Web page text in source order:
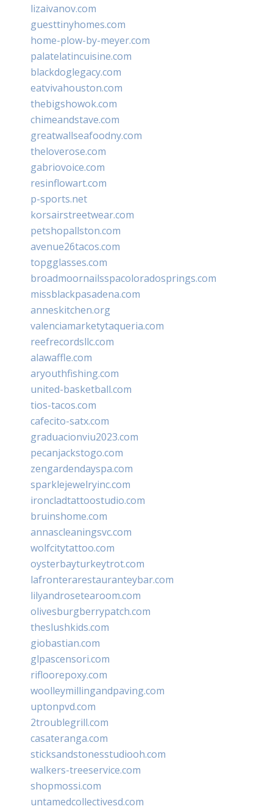
lizaivanov.com
guesttinyhomes.com
home-plow-by-meyer.com
palatelatincuisine.com
blackdoglegacy.com
eatvivahouston.com
thebigshowok.com
chimeandstave.com
greatwallseafoodny.com
theloverose.com
gabriovoice.com
resinflowart.com
p-sports.net
korsairstreetwear.com
petshopallston.com
avenue26tacos.com
topgglasses.com
broadmoornailsspacoloradosprings.com
missblackpasadena.com
anneskitchen.org
valenciamarketytaqueria.com
reefrecordsllc.com
alawaffle.com
aryouthfishing.com
united-basketball.com
tios-tacos.com
cafecito-satx.com
graduacionviu2023.com
pecanjackstogo.com
zengardendayspa.com
sparklejewelryinc.com
ironcladtattoostudio.com
bruinshome.com
annascleaningsvc.com
wolfcitytattoo.com
oysterbayturkeytrot.com
lafronterarestauranteybar.com
lilyandrosetearoom.com
olivesburgberrypatch.com
theslushkids.com
giobastian.com
glpascensori.com
rifloorepoxy.com
woolleymillingandpaving.com
uptonpvd.com
2troublegrill.com
casateranga.com
sticksandstonesstudiooh.com
walkers-treeservice.com
shopmossi.com
untamedcollectivesd.com